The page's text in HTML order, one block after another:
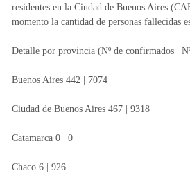
residentes en la Ciudad de Buenos Aires
momento la cantidad de personas fallecidas
Detalle por provincia (Nº de confirmados |
Buenos Aires 442 | 7074
Ciudad de Buenos Aires 467 | 9318
Catamarca 0 | 0
Chaco 6 | 926